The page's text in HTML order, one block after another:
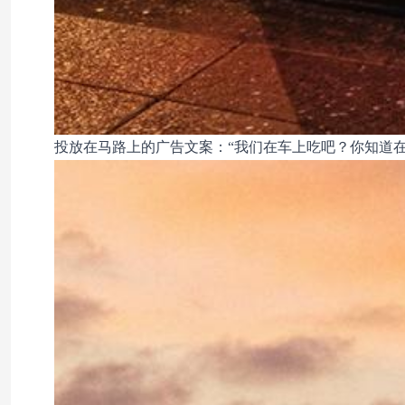
投放在马路上的广告文案：“我们在车上吃吧？你知道